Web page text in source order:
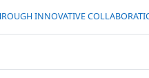
INNOVATIVE